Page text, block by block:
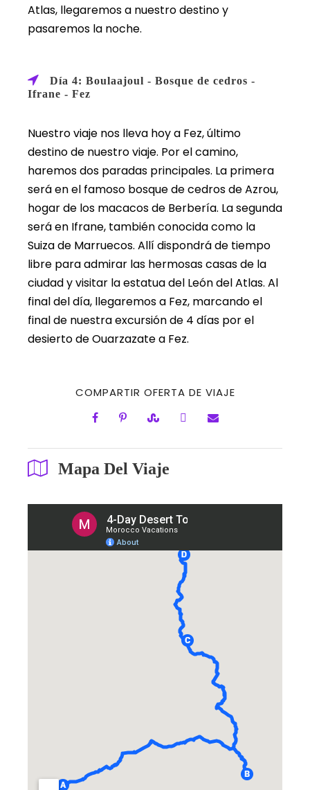
Atlas, llegaremos a nuestro destino y
pasaremos la noche.
Día 4: Boulaajoul - Bosque de cedros -
Ifrane - Fez
Nuestro viaje nos lleva hoy a Fez, último
destino de nuestro viaje. Por el camino,
haremos dos paradas principales. La primera
será en el famoso bosque de cedros de Azrou,
hogar de los macacos de Berbería. La segunda
será en Ifrane, también conocida como la
Suiza de Marruecos. Allí dispondrá de tiempo
libre para admirar las hermosas casas de la
ciudad y visitar la estatua del León del Atlas. Al
final del día, llegaremos a Fez, marcando el
final de nuestra excursión de 4 días por el
desierto de Ouarzazate a Fez.
COMPARTIR OFERTA DE VIAJE
Mapa Del Viaje